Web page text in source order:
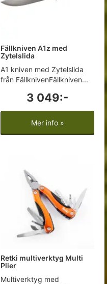
Fällkniven A1z med
Zytelslida
A1 kniven med Zytelslida
från FällknivenFällkniven...
3 049:-
Mer info »
Retki multiverktyg Multi
Plier
Multiverktyg med